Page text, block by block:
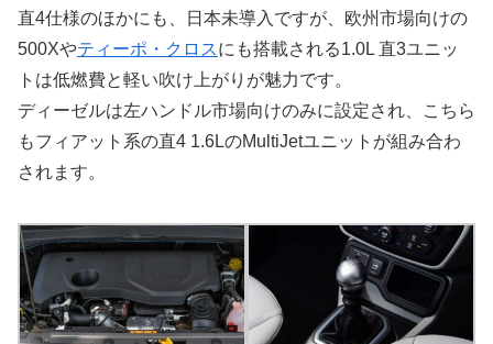
直4仕様のほかにも、日本未導入ですが、欧州市場向けの
500Xやティーポ・クロスにも搭載される1.0L 直3ユニッ
トは低燃費と軽い吹け上がりが魅力です。
ディーゼルは左ハンドル市場向けのみに設定され、こちら
もフィアット系の直4 1.6LのMultiJetユニットが組み合わ
されます。